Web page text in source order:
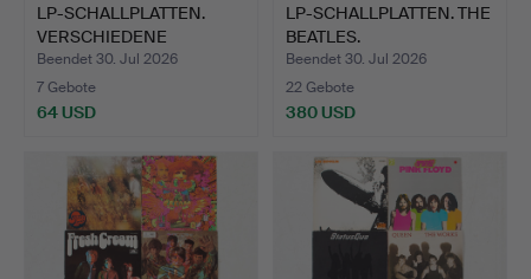
LP-SCHALLPLATTEN.
VERSCHIEDENE
KÜNSTLER, C…
Beendet 30. Jul 2026
7 Gebote
64 USD
LP-SCHALLPLATTEN. THE
BEATLES.
Beendet 30. Jul 2026
22 Gebote
380 USD